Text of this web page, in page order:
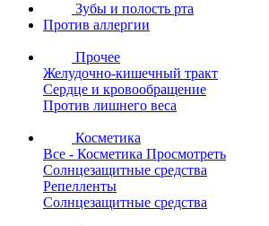
Зубы и полость рта
Против аллергии
Прочее
Желудочно-кишечный тракт
Сердце и кровообращение
Против лишнего веса
Косметика
Все - Косметика Просмотреть
Солнцезащитные средства
Репелленты
Солнцезащитные средства